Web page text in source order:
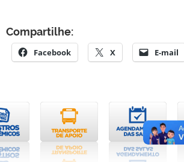
Compartilhe:
Facebook X E-mail